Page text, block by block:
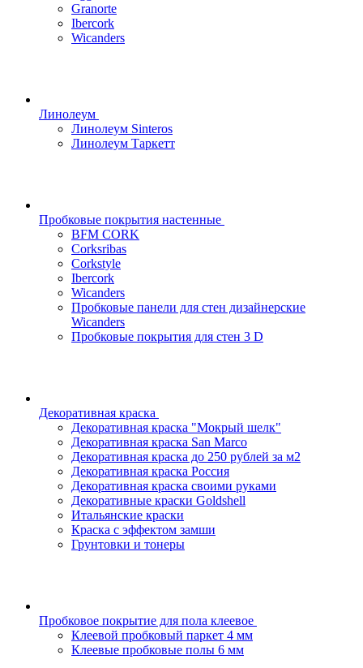
Granorte
Ibercork
Wicanders
Линолеум
Линолеум Sinteros
Линолеум Таркетт
Пробковые покрытия настенные
BFM CORK
Corksribas
Corkstyle
Ibercork
Wicanders
Пробковые панели для стен дизайнерские
Wicanders
Пробковые покрытия для стен 3 D
Декоративная краска
Декоративная краска "Мокрый шелк"
Декоративная краска San Marco
Декоративная краска до 250 рублей за м2
Декоративная краска Россия
Декоративная краска своими руками
Декоративные краски Goldshell
Итальянские краски
Краска с эффектом замши
Грунтовки и тонеры
Пробковое покрытие для пола клеевое
Клеевой пробковый паркет 4 мм
Клеевые пробковые полы 6 мм